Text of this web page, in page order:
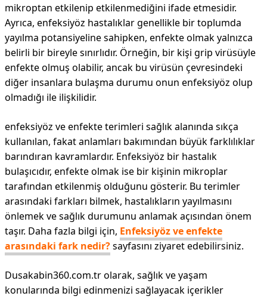
mikroptan etkilenip etkilenmediğini ifade etmesidir.
Ayrıca, enfeksiyöz hastalıklar genellikle bir toplumda
yayılma potansiyeline sahipken, enfekte olmak yalnızca
belirli bir bireyle sınırlıdır. Örneğin, bir kişi grip virüsüyle
enfekte olmuş olabilir, ancak bu virüsün çevresindeki
diğer insanlara bulaşma durumu onun enfeksiyöz olup
olmadığı ile ilişkilidir.
enfeksiyöz ve enfekte terimleri sağlık alanında sıkça
kullanılan, fakat anlamları bakımından büyük farklılıklar
barındıran kavramlardır. Enfeksiyöz bir hastalık
bulaşıcıdır, enfekte olmak ise bir kişinin mikroplar
tarafından etkilenmiş olduğunu gösterir. Bu terimler
arasındaki farkları bilmek, hastalıkların yayılmasını
önlemek ve sağlık durumunu anlamak açısından önem
taşır. Daha fazla bilgi için, Enfeksiyöz ve enfekte
arasındaki fark nedir?sayfasını ziyaret edebilirsiniz.
Dusakabin360.com.tr olarak, sağlık ve yaşam
konularında bilgi edinmenizi sağlayacak içerikler